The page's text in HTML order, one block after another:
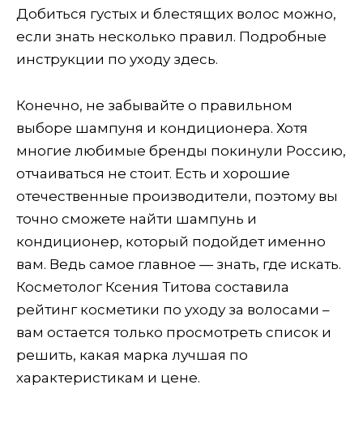
Добиться густых и блестящих волос можно,
если знать несколько правил. Подробные
инструкции по уходу здесь.
Конечно, не забывайте о правильном
выборе шампуня и кондиционера. Хотя
многие любимые бренды покинули Россию,
отчаиваться не стоит. Есть и хорошие
отечественные производители, поэтому вы
точно сможете найти шампунь и
кондиционер, который подойдет именно
вам. Ведь самое главное — знать, где искать.
Косметолог Ксения Титова составила
рейтинг косметики по уходу за волосами –
вам остается только просмотреть список и
решить, какая марка лучшая по
характеристикам и цене.